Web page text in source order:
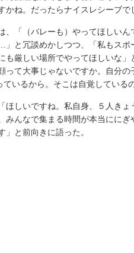
ね。だったらナイスレシーブで
「（バレーも）やってほしいん
と冗談めかしつつ、「私もスポ
も厳しい場所でやってほしいな」
って大事じゃないですか。自分の
ているから。そこは自覚している
しいですね。私自身、５人きょ
みんなで集まる時間が本当にに
と前向きに語った。